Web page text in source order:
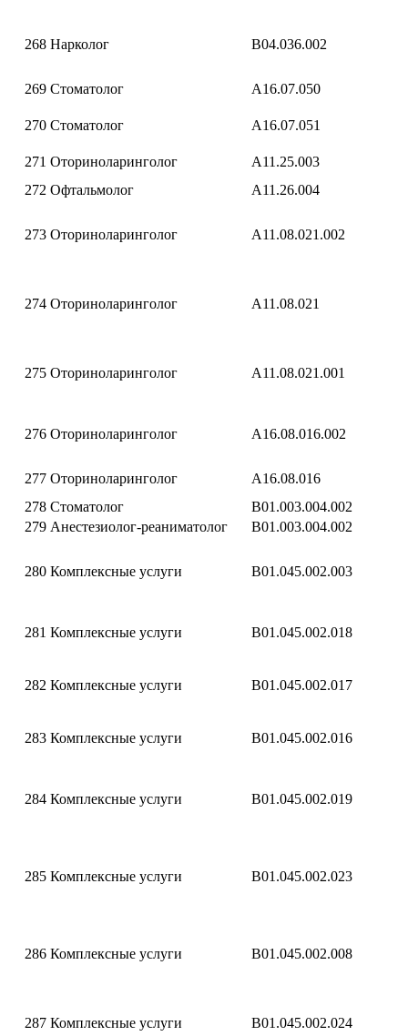
268 Нарколог B04.036.002
269 Стоматолог A16.07.050
270 Стоматолог A16.07.051
271 Оториноларинголог
A11.25.003
272 Офтальмолог A11.26.004
273 Оториноларинголог A11.08.021.002
274 Оториноларинголог A11.08.021
275 Оториноларинголог A11.08.021.001
276 Оториноларинголог A16.08.016.002
277 Оториноларинголог
A16.08.016
278 Стоматолог
B01.003.004.002
279 Анестезиолог-реаниматолог B01.003.004.002
280 Комплексные услуги B01.045.002.003
281 Комплексные услуги B01.045.002.018
282 Комплексные услуги B01.045.002.017
283 Комплексные услуги B01.045.002.016
284 Комплексные услуги B01.045.002.019
285 Комплексные услуги B01.045.002.023
286 Комплексные услуги B01.045.002.008
287 Комплексные услуги B01.045.002.024